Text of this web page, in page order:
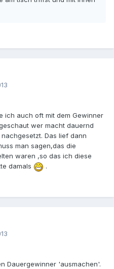
ich auch oft mit dem Gewinner
wer macht dauernd
Das lief dann
man sagen,das die
waren ,so das ich diese
damals
.
Dauergewinner 'ausmachen'.